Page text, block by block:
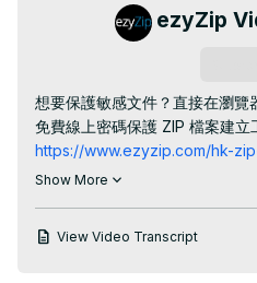
ezyZip
想要保護敏感文件？直接在瀏覽
免費線上密碼保護 ZIP 檔案建立
https://www.ezyzip.com/hk-
只需三步：
- 點選「儲存」 → 下載加密的
Show More
View Video Transcript